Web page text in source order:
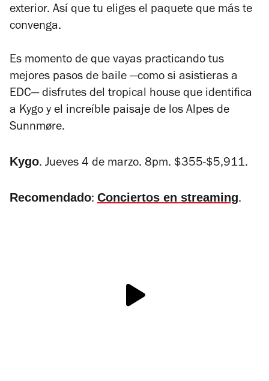
exterior. Así que tu eliges el paquete que más te
convenga.
Es momento de que vayas practicando tus
mejores pasos de baile —como si asistieras a
EDC— disfrutes del tropical house que identifica
a Kygo y el increíble paisaje de los Alpes de
Sunnmøre.
Kygo. Jueves 4 de marzo. 8pm. $355-$5,911.
Recomendado: Conciertos en streaming.